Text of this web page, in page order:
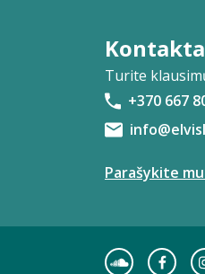
Turite
+370 667
Parašykite